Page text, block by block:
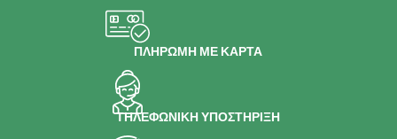
ΠΛΗΡΩΜΗ ΜΕ ΚΑΡΤΑ
ΤΗΛΕΦΩΝΙΚΗ ΥΠΟΣΤΗΡΙΞΗ